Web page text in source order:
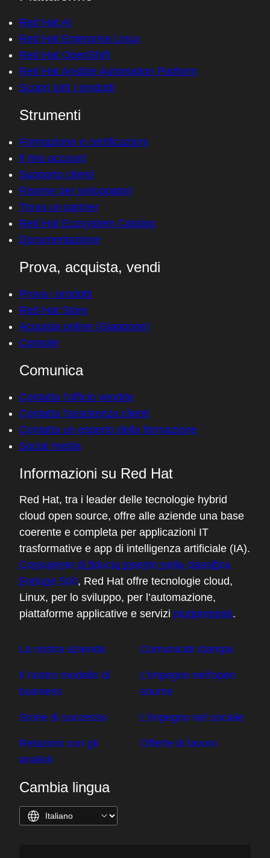
Red Hat AI
Red Hat Enterprise Linux
Red Hat OpenShift
Red Hat Ansible Automation Platform
Scopri tutti i prodotti
Strumenti
Formazione e certificazioni
Il mio account
Supporto clienti
Risorse per sviluppatori
Trova un partner
Red Hat Ecosystem Catalog
Documentazione
Prova, acquista, vendi
Prova i prodotti
Red Hat Store
Acquista online (Giappone)
Console
Comunica
Contatta l'ufficio vendite
Contatta l'assistenza clienti
Contatta un esperto della formazione
Social media
Informazioni su Red Hat
Red Hat, tra i leader delle tecnologie hybrid
cloud open source, offre alle aziende una base
coerente e completa per applicazioni IT
trasformative e app di intelligenza artificiale (IA).
Consulente di fiducia inserito nella classifica
Fortune 500, Red Hat offre tecnologie cloud,
Linux, per lo sviluppo, per l’automazione,
piattaforme applicative e servizi pluripremiati.
La nostra azienda
Il nostro modello di
business
Storie di successo
Relazioni con gli
analisti
Comunicati stampa
L'impegno nell'open
source
L’impegno nel sociale
Offerte di lavoro
Cambia lingua